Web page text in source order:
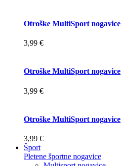
Otroške MultiSport nogavice
3,99 €
Otroške MultiSport nogavice
3,99 €
Otroške MultiSport nogavice
3,99 €
Šport
Pletene športne nogavice